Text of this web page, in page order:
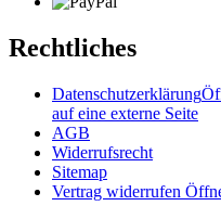
Rechtliches
Datenschutzerklärung
auf eine externe Seite
AGB
Widerrufsrecht
Sitemap
Vertrag widerrufen